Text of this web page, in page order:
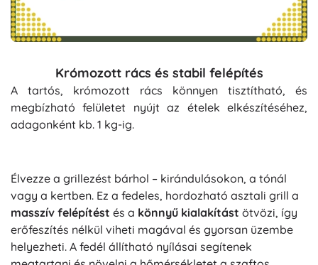
Krómozott rács és stabil felépítés
A tartós, krómozott rács könnyen tisztítható, és
megbízható felületet nyújt az ételek elkészítéséhez,
adagonként kb. 1 kg-ig.
Élvezze a grillezést bárhol – kirándulásokon, a tónál
vagy a kertben. Ez a fedeles, hordozható asztali grill a
masszív felépítést és a könnyű kialakítást ötvözi, így
erőfeszítés nélkül viheti magával és gyorsan üzembe
helyezheti. A fedél állítható nyílásai segítenek